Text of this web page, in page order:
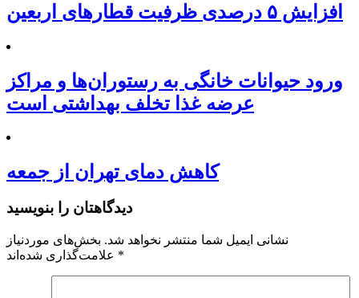
افزایش ۵ درصدی ظرفیت قطارهای اربعین
ورود حیوانات خانگی به رستوران‌ها و مراکز
عرضه غذا تخلف بهداشتی است
کاهش دمای تهران از جمعه
دیدگاهتان را بنویسید
نشانی ایمیل شما منتشر نخواهد شد. بخش‌های موردنیاز
*